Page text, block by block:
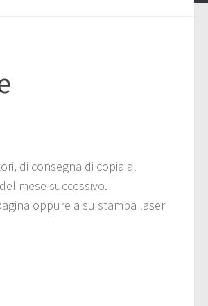
di consegna di copia al
mese successivo.
oppure a su stampa laser